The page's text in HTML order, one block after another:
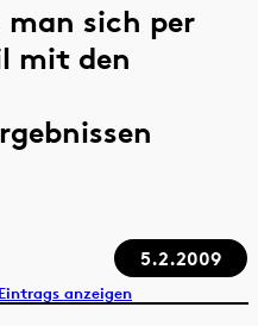
sich per
mit den
5.2.2009
anzeigen